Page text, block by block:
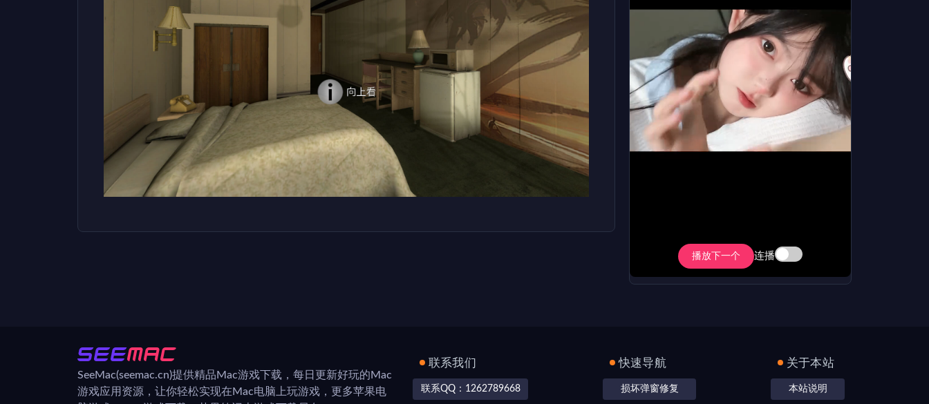
播放下一个 连播
SeeMac(seemac.cn)提供精品Mac游戏下载，每日更新好玩的Mac
游戏应用资源，让你轻松实现在Mac电脑上玩游戏，更多苹果电
联系我们
联系QQ：1262789668
快速导航
损坏弹窗修复
关于本站
本站说明